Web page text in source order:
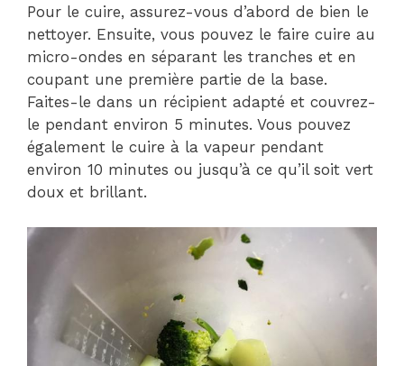
Pour le cuire, assurez-vous d’abord de bien le
nettoyer. Ensuite, vous pouvez le faire cuire au
micro-ondes en séparant les tranches et en
coupant une première partie de la base.
Faites-le dans un récipient adapté et couvrez-
le pendant environ 5 minutes. Vous pouvez
également le cuire à la vapeur pendant
environ 10 minutes ou jusqu’à ce qu’il soit vert
doux et brillant.